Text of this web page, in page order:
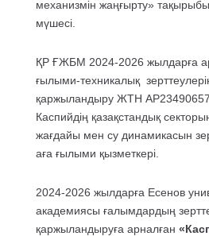
механизмін жаңғырту»
мүшесі.
ҚР ҒЖБМ 2024-2026 жылдарға
ғылыми-техникалық
қаржыландыру ЖТН АР23490657
Каспийдің қазақстандық
жағдайы мен су динамикасын
аға ғылыми қызметкері.
2024-2026 жылдарға Есенов
академиясы ғалымдардың
қаржыландыруға арналған